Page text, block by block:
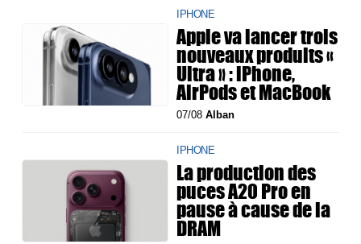
IPHONE
Apple va lancer trois
nouveaux produits «
Ultra » : iPhone,
AirPods et MacBook
07/08Alban
IPHONE
La production des
puces A20 Pro en
pause à cause de la
DRAM